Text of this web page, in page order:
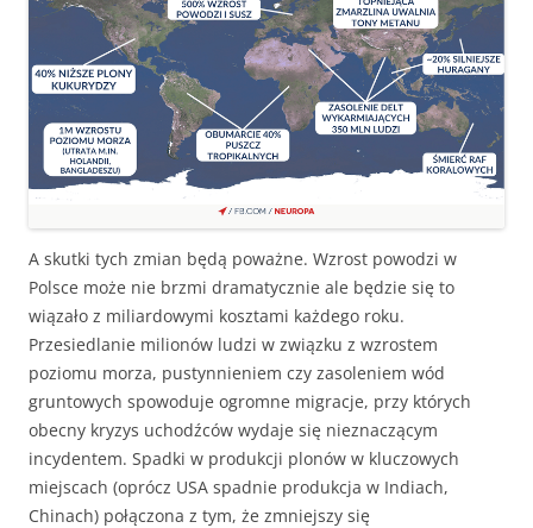
A skutki tych zmian będą poważne. Wzrost powodzi w
Polsce może nie brzmi dramatycznie ale będzie się to
wiązało z miliardowymi kosztami każdego roku.
Przesiedlanie milionów ludzi w związku z wzrostem
poziomu morza, pustynnieniem czy zasoleniem wód
gruntowych spowoduje ogromne migracje, przy których
obecny kryzys uchodźców wydaje się nieznaczącym
incydentem. Spadki w produkcji plonów w kluczowych
miejscach (oprócz USA spadnie produkcja w Indiach,
Chinach) połączona z tym, że zmniejszy się